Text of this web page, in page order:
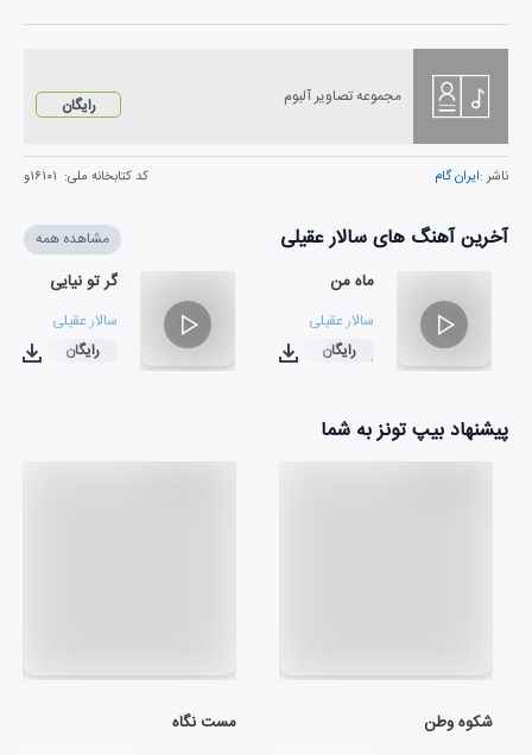
مجموعه تصاویر آلبوم رایگان
ناشر :ایران گام کد کتابخانه ملی: ۱۶۱۰۱و
آخرین آهنگ های سالار عقیلی مشاهده همه
ماه من
سالار عقیلی
۰۲:۳۱رایگان
گر تو نیایی
سالار عقیلی
۰۳:۵۳
رایگان
پیشنهاد بیپ تونز به شما
شکوه وطن مست نگاه